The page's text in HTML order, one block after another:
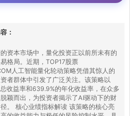
终配置于最强个
以内。
：
资本市场中，量化投资正以前所未有的
格局。近期，TOP17股票
人工智能量化轮动策略凭借其惊人的
者群体中引发了广泛关注。该策略以
收益率和639.9%的年化收益率，在众多
颖而出，为投资者揭示了AI驱动下的财
。 核心业绩指标解读 该策略的核心亮